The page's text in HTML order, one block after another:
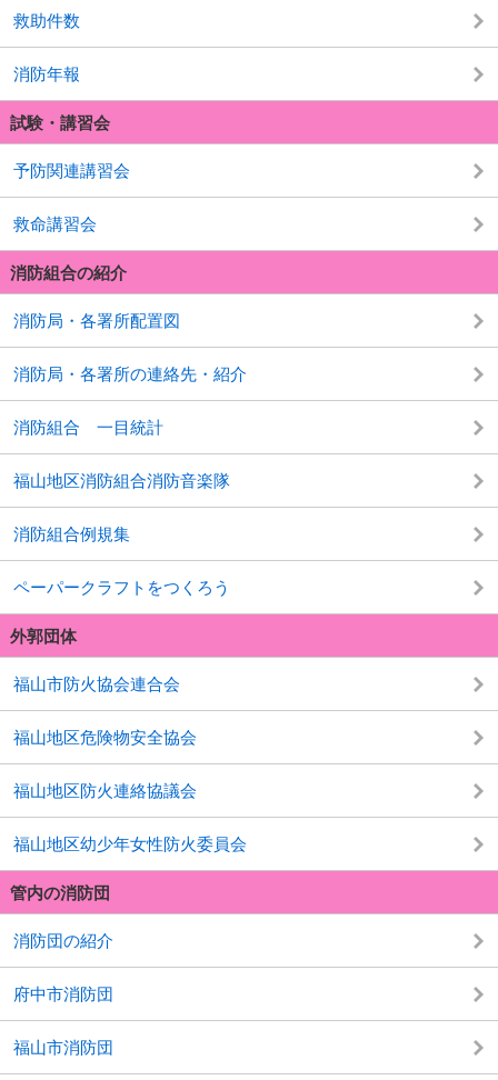
救助件数
消防年報
試験・講習会
予防関連講習会
救命講習会
消防組合の紹介
消防局・各署所配置図
消防局・各署所の連絡先・紹介
消防組合 一目統計
福山地区消防組合消防音楽隊
消防組合例規集
ペーパークラフトをつくろう
外郭団体
福山市防火協会連合会
福山地区危険物安全協会
福山地区防火連絡協議会
福山地区幼少年女性防火委員会
管内の消防団
消防団の紹介
府中市消防団
福山市消防団